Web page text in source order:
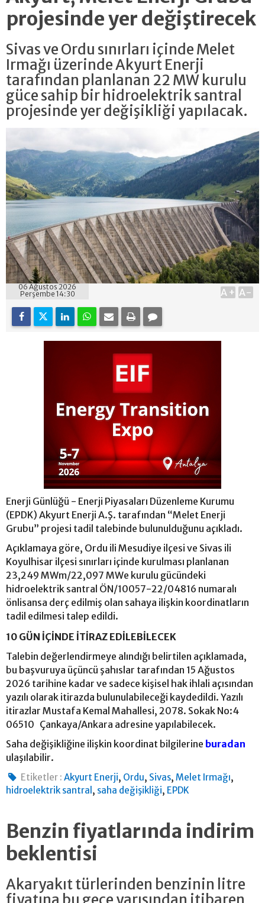
projesinde yer değiştirecek
Sivas ve Ordu sınırları içinde Melet
Irmağı üzerinde Akyurt Enerji
tarafından planlanan 22 MW kurulu
güce sahip bir hidroelektrik santral
projesinde yer değişikliği yapılacak.
06 Ağustos 2026
Perşembe 14:30
A+ A-
Enerji Günlüğü - Enerji Piyasaları Düzenleme Kurumu
(EPDK) Akyurt Enerji A.Ş. tarafından “Melet Enerji
Grubu” projesi tadil talebinde bulunulduğunu açıkladı.
Açıklamaya göre, Ordu ili Mesudiye ilçesi ve Sivas ili
Koyulhisar ilçesi sınırları içinde kurulması planlanan
23,249 MWm/22,097 MWe kurulu gücündeki
hidroelektrik santral ÖN/10057-22/04816 numaralı
önlisansa derç edilmiş olan sahaya ilişkin koordinatların
tadil edilmesi talep edildi.
10 GÜN İÇİNDE İTİRAZ EDİLEBİLECEK
Talebin değerlendirmeye alındığı belirtilen açıklamada,
bu başvuruya üçüncü şahıslar tarafından 15 Ağustos
2026 tarihine kadar ve sadece kişisel hak ihlali açısından
yazılı olarak itirazda bulunulabileceği kaydedildi. Yazılı
itirazlar Mustafa Kemal Mahallesi, 2078. Sokak No:4
06510 Çankaya/Ankara adresine yapılabilecek.
Saha değişikliğine ilişkin koordinat bilgilerine buradan
ulaşılabilir.
Etiketler : Akyurt Enerji, Ordu, Sivas,Melet Irmağı,
hidroelektrik santral , saha değişikliği, EPDK
Benzin fiyatlarında indirim
beklentisi
Akaryakıt türlerinden benzinin litre